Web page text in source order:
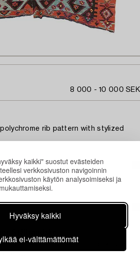
kaikki" suostut evästeiden
verkkosivuston navigoinnin
käytön analysoimiseksi ja
Hyväksy kaikki
ei-välttämättömät
8 000 - 10 000 SEK
polychrome rib pattern with stylized
matot, tekstiilit, islamilainen taidekäsityö